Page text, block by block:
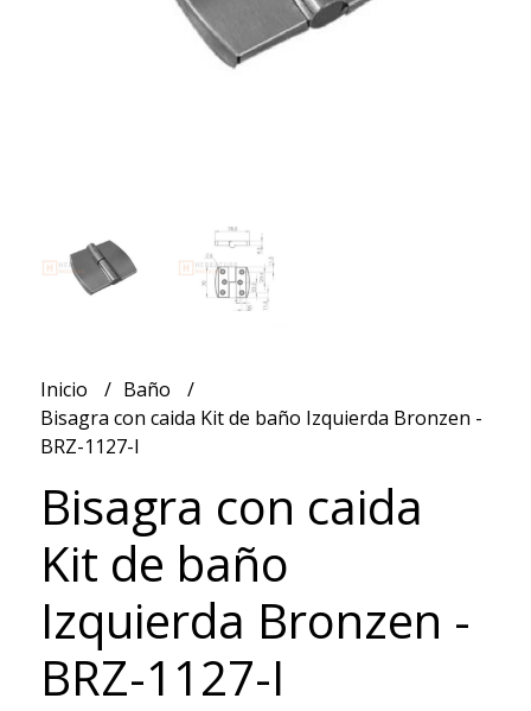
Inicio
Baño
Bisagra con caida Kit de baño Izquierda Bronzen -
BRZ-1127-I
Bisagra con caida
Kit de baño
Izquierda Bronzen -
BRZ-1127-I